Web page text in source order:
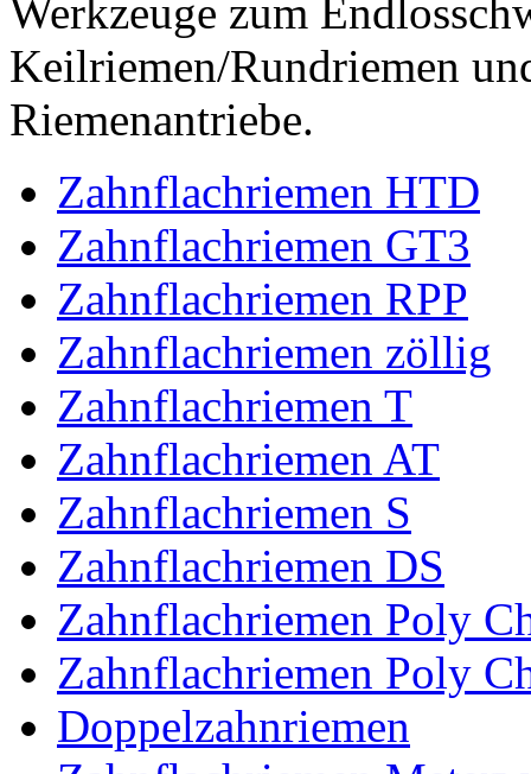
Werkzeuge zum
Keilriemen/Rundriemen
Riemenantriebe.
Zahnflachriemen HTD
Zahnflachriemen GT3
Zahnflachriemen RPP
Zahnflachriemen zöllig
Zahnflachriemen T
Zahnflachriemen AT
Zahnflachriemen S
Zahnflachriemen DS
Zahnflachriemen Poly
Zahnflachriemen Poly
Doppelzahnriemen